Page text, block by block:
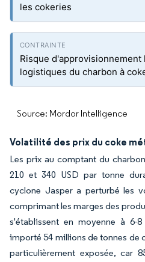
les cokeries
Risque
logistiques du charbon à
Source: Mordor Intelligence
Volatilité des prix du coke
Les prix au comptant du
210 et 340 USD par tonne
cyclone Jasper a perturbé les
comprimant les marges des
s'établissent en moyenne à 6-
importé 54 millions de tonnes de
particulièrement exposée, car